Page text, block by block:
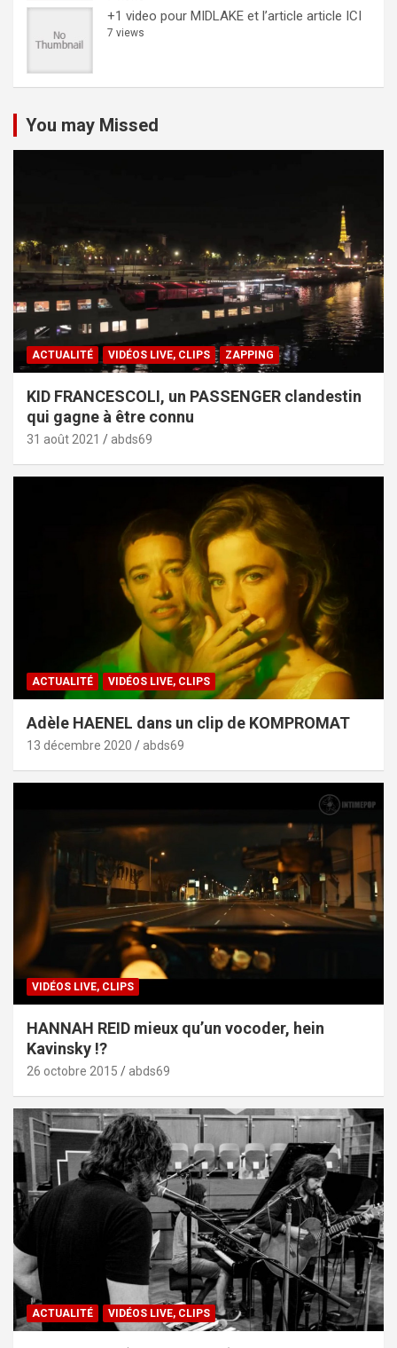
+1 video pour MIDLAKE et l’article article ICI
7 views
You may Missed
ACTUALITÉ VIDÉOS LIVE, CLIPS ZAPPING
KID FRANCESCOLI, un PASSENGER clandestin
qui gagne à être connu
31 août 2021 abds69
ACTUALITÉ VIDÉOS LIVE, CLIPS
Adèle HAENEL dans un clip de KOMPROMAT
13 décembre 2020 abds69
VIDÉOS LIVE, CLIPS
HANNAH REID mieux qu’un vocoder, hein
Kavinsky !?
26 octobre 2015 abds69
ACTUALITÉ VIDÉOS LIVE, CLIPS